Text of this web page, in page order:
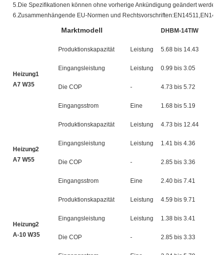
5.Die Spezifikationen können ohne vorherige Ankündigung geändert werden.
6.Zusammenhängende EU-Normen und
Marktmodell DHBM-14TIW
Heizung1
A7 W35
Produktionskapazität Leistung 5.68 bis 14.43
Eingangsleistung Leistung 0.99 bis 3.05
Die COP - 4.73 bis 5.72
Eingangsstrom Eine 1.68 bis 5.19
Heizung2
A7 W55
Produktionskapazität Leistung 4.73 bis 12.44
Eingangsleistung Leistung 1.41 bis 4.36
Die COP - 2.85 bis 3.36
Eingangsstrom Eine 2.40 bis 7.41
Heizung2
A-10 W35
Produktionskapazität Leistung 4.59 bis 9.71
Eingangsleistung Leistung 1.38 bis 3.41
Die COP - 2.85 bis 3.33